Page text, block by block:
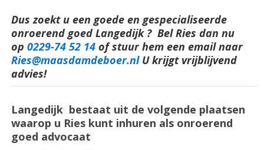
Dus zoekt u een goede en gespecialiseerde
onroerend goed Langedijk ? Bel Ries dan nu
op 0229-74 52 14 of stuur hem een email naar
Ries@maasdamdeboer.nl U krijgt vrijblijvend
advies!
Langedijk bestaat uit de volgende plaatsen
waarop u Ries kunt inhuren als onroerend
goed advocaat